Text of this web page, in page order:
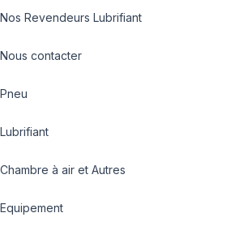
Nos Revendeurs Lubrifiant
Nous contacter
Pneu
Lubrifiant
Chambre à air et Autres
Equipement